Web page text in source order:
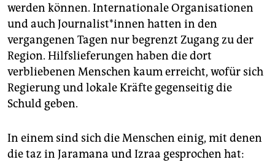
werden können. Internationale Organisationen
und auch Jour­na­lis­t*in­nen hatten in den
vergangenen Tagen nur begrenzt Zugang zu der
Region. Hilfslieferungen haben die dort
verbliebenen Menschen kaum erreicht, wofür sich
Regierung und lokale Kräfte gegenseitig die
Schuld geben.
In einem sind sich die Menschen einig, mit denen
die taz in Jaramana und Izraa gesprochen hat: